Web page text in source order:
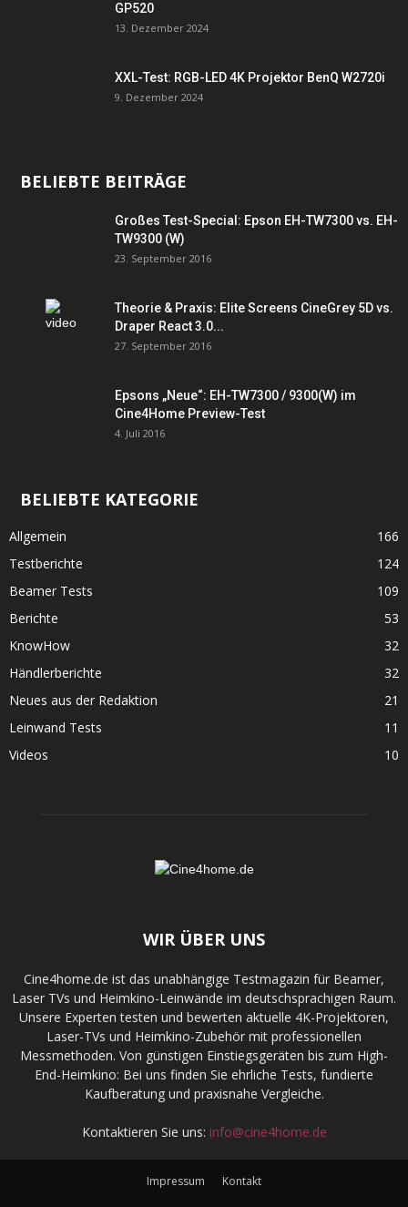
GP520
13. Dezember 2024
XXL-Test: RGB-LED 4K Projektor BenQ W2720i
9. Dezember 2024
BELIEBTE BEITRÄGE
Großes Test-Special: Epson EH-TW7300 vs. EH-
TW9300 (W)
23. September 2016
Theorie & Praxis: Elite Screens CineGrey 5D vs.
Draper React 3.0...
27. September 2016
Epsons „Neue“: EH-TW7300 / 9300(W) im
Cine4Home Preview-Test
4. Juli 2016
BELIEBTE KATEGORIE
Allgemein
166
Testberichte
124
Beamer Tests
109
Berichte
53
KnowHow
32
Händlerberichte
32
Neues aus der Redaktion
21
Leinwand Tests
11
Videos
10
WIR ÜBER UNS
Cine4home.de ist das unabhängige Testmagazin für Beamer,
Laser TVs und Heimkino-Leinwände im deutschsprachigen Raum.
Unsere Experten testen und bewerten aktuelle 4K-Projektoren,
Laser-TVs und Heimkino-Zubehör mit professionellen
Messmethoden. Von günstigen Einstiegsgeräten bis zum High-
End-Heimkino: Bei uns finden Sie ehrliche Tests, fundierte
Kaufberatung und praxisnahe Vergleiche.
Kontaktieren Sie uns: info@cine4home.de
Impressum
Kontakt